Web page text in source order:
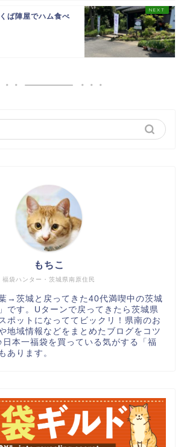
ば陣屋でハム食べ
福袋ハンター・茨城県南原住民
もちこ
→茨城と戻ってきた40代満喫中の茨城
です。Uターンで戻ってきたら茨城県
ポットになっててビックリ！県南のお
地域情報などをまとめたブログをコツ
日本一福袋を買っている気がする「福
あります。